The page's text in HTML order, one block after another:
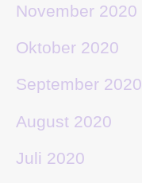
November 2020
Oktober 2020
September 2020
August 2020
Juli 2020